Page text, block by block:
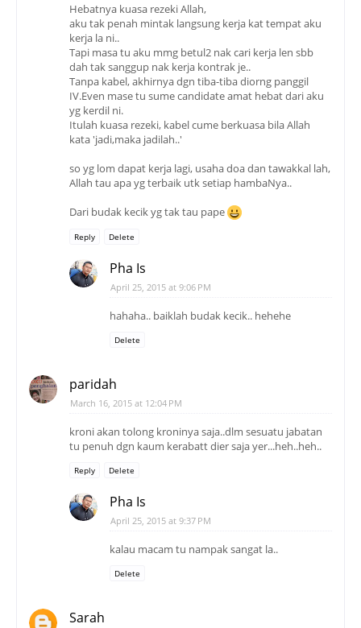
Hebatnya kuasa rezeki Allah,
aku tak penah mintak langsung kerja kat tempat aku
kerja la ni..
Tapi masa tu aku mmg betul2 nak cari kerja len sbb
dah tak sanggup nak kerja kontrak je..
Tanpa kabel, akhirnya dgn tiba-tiba diorng panggil
IV.Even mase tu sume candidate amat hebat dari aku
yg kerdil ni.
Itulah kuasa rezeki, kabel cume berkuasa bila Allah
kata 'jadi,maka jadilah..'
so yg lom dapat kerja lagi, usaha doa dan tawakkal lah,
Allah tau apa yg terbaik utk setiap hambaNya..
Dari budak kecik yg tak tau pape
Reply Delete
Pha Is
April 25, 2015 at 9:06 PM
hahaha.. baiklah budak kecik.. hehehe
Delete
paridah
March 16, 2015 at 12:04 PM
kroni akan tolong kroninya saja..dlm sesuatu jabatan
tu penuh dgn kaum kerabatt dier saja yer...heh..heh..
Reply Delete
Pha Is
April 25, 2015 at 9:37 PM
kalau macam tu nampak sangat la..
Delete
Sarah